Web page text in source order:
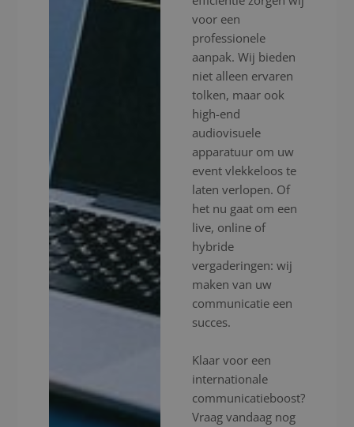
voor een
professionele
aanpak. Wij bieden
niet alleen ervaren
tolken, maar ook
high-end
audiovisuele
apparatuur om uw
event vlekkeloos te
laten verlopen. Of
het nu gaat om een
live, online of
hybride
vergaderingen: wij
maken van uw
communicatie een
succes.
Klaar voor een
internationale
communicatieboost?
Vraag vandaag nog